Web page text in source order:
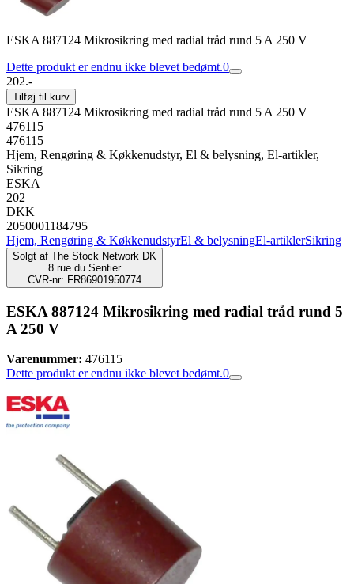
ESKA 887124 Mikrosikring med radial tråd rund 5 A 250 V
Dette produkt er endnu ikke blevet bedømt.0
202.-
Tilføj til kurv
ESKA 887124 Mikrosikring med radial tråd rund 5 A 250 V
476115
476115
Hjem, Rengøring & Køkkenudstyr, El & belysning, El-artikler,
Sikring
ESKA
202
DKK
2050001184795
Hjem, Rengøring & KøkkenudstyrEl & belysningEl-artiklerSikring
Solgt af The Stock Network DK
8 rue du Sentier
CVR-nr: FR86901950774
ESKA 887124 Mikrosikring med radial tråd rund 5
A 250 V
Varenummer: 476115
Dette produkt er endnu ikke blevet bedømt.0